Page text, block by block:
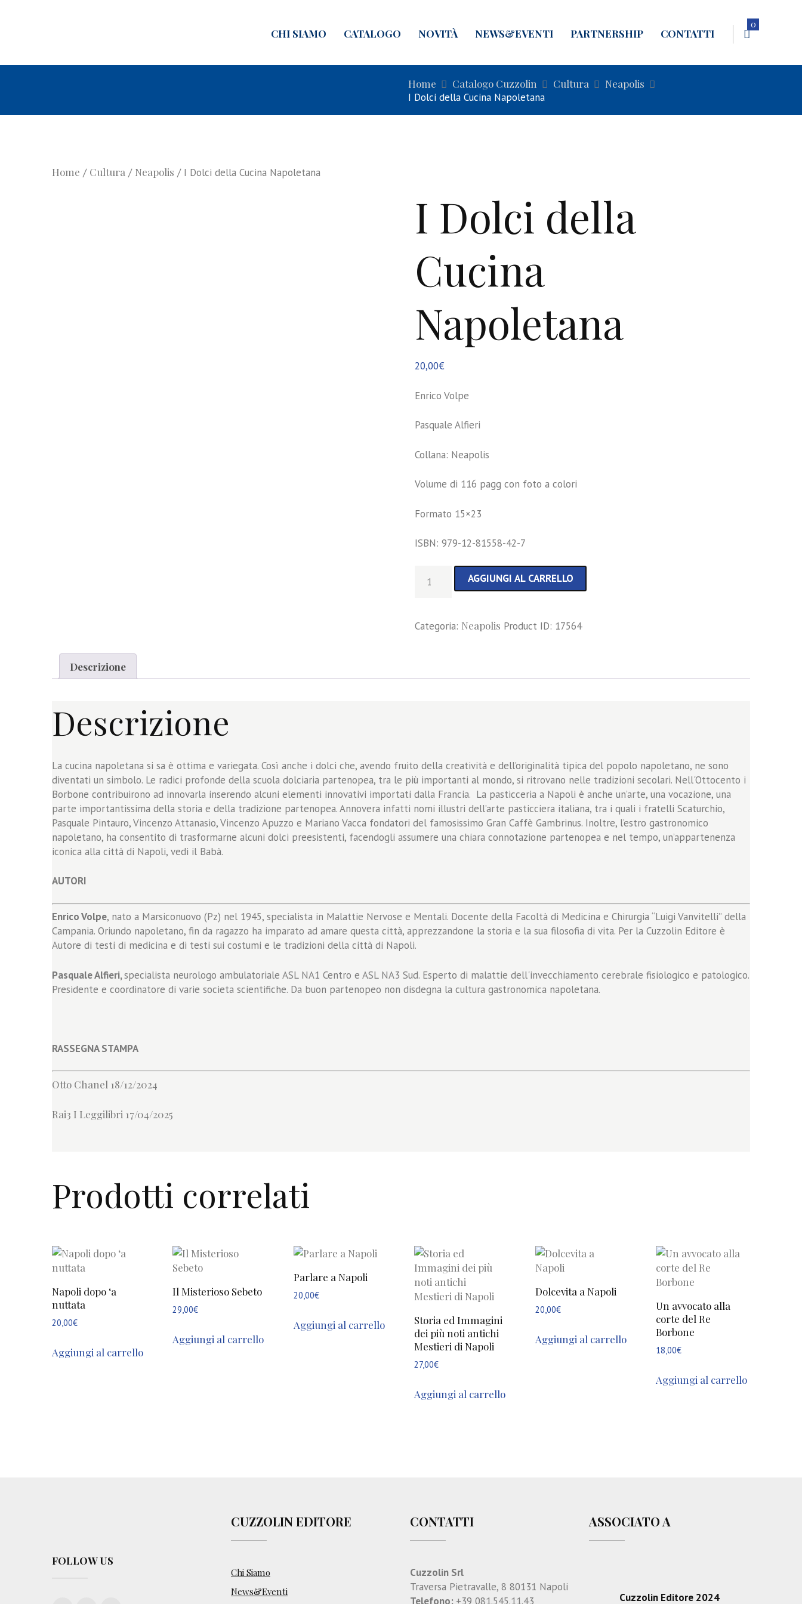
CHI SIAMO CATALOGO NOVITÀ NEWS&EVENTI PARTNERSHIP CONTATTI
0
Home Catalogo Cuzzolin Cultura
Neapolis
I Dolci della Cucina Napoletana
Home / Cultura / Neapolis / I Dolci della Cucina Napoletana
I Dolci della
Cucina
Napoletana
20,00€
Enrico Volpe
Pasquale Alfieri
Collana: Neapolis
Volume di 116 pagg con foto a colori
Formato 15×23
ISBN: 979-12-81558-42-7
Dolci
Napoletana
AGGIUNGI AL CARRELLO
Categoria: Neapolis Product ID: 17564
Descrizione
Descrizione
La cucina napoletana si sa è ottima e variegata. Così anche i dolci che, avendo fruito della creatività e dell’originalità tipica del popolo napoletano, ne sono
diventati un simbolo. Le radici profonde della scuola dolciaria partenopea, tra le più importanti al mondo, si ritrovano nelle tradizioni secolari. Nell'Ottocento i
Borbone contribuirono ad innovarla inserendo alcuni elementi innovativi importati dalla Francia. La pasticceria a Napoli è anche un’arte, una vocazione, una
parte importantissima della storia e della tradizione partenopea. Annovera infatti nomi illustri dell’arte pasticciera italiana, tra i quali i fratelli Scaturchio,
Pasquale Pintauro, Vincenzo Attanasio, Vincenzo Apuzzo e Mariano Vacca fondatori del famosissimo Gran Caffè Gambrinus. Inoltre, l’estro gastronomico
napoletano, ha consentito di trasformarne alcuni dolci preesistenti, facendogli assumere una chiara connotazione partenopea e nel tempo, un’appartenenza
iconica alla città di Napoli, vedi il Babà.
AUTORI
Enrico Volpe, nato a Marsiconuovo (Pz) nel 1945, specialista in Malattie Nervose e Mentali. Docente della Facoltà di Medicina e Chirurgia “Luigi Vanvitelli” della
Campania. Oriundo napoletano, fin da ragazzo ha imparato ad amare questa città, apprezzandone la storia e la sua filosofia di vita. Per la Cuzzolin Editore è
Autore di testi di medicina e di testi sui costumi e le tradizioni della città di Napoli.
Pasquale Alfieri,specialista neurologo ambulatoriale ASL NA1 Centro e ASL NA3 Sud. Esperto di malattie dell'invecchiamento cerebrale fisiologico e patologico.
Presidente e coordinatore di varie societa scientifiche. Da buon partenopeo non disdegna la cultura gastronomica napoletana.
RASSEGNA STAMPA
Otto Chanel 18/12/2024
Rai3 I Leggilibri 17/04/2025
Prodotti correlati
Napoli dopo ‘a
nuttata
20,00€
Aggiungi al carrello
Il Misterioso Sebeto
29,00€
Aggiungi al carrello
Parlare a Napoli
20,00€
Aggiungi al carrello
Storia ed Immagini
dei più noti antichi
Mestieri di Napoli
27,00€
Aggiungi al carrello
Dolcevita a Napoli
20,00€
Aggiungi al carrello
Un avvocato alla
corte del Re
Borbone
18,00€
Aggiungi al carrello
FOLLOW US
CUZZOLIN EDITORE
Chi Siamo
News&Eventi
CONTATTI
Cuzzolin Srl
Traversa Pietravalle, 8 80131 Napoli
Telefono: +39 081.545.11.43
ASSOCIATO A
Cuzzolin Editore 2024